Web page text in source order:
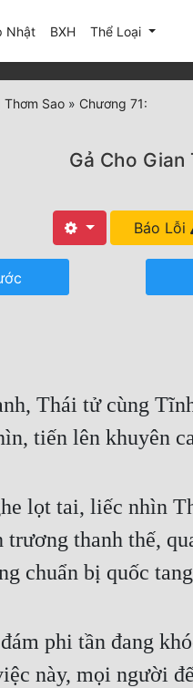
Nhật(current)
BXH Thể Loại
Thơm Sao » Chương 71:
Gả Cho Gian
Báo Lỗi
Thái tử cùng
tiến lên khuyên
lọt tai, liếc nhìn
thanh thế,
chuẩn bị quốc
phi tần đang
này, mọi người